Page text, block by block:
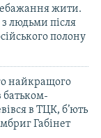
жити.
людьми після
полону
найкращого
батьком-
в ТЦК, б’ють
Габінет